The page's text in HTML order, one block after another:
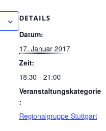
DETAILS
Datum:
17. Januar 2017
Zeit:
18:30 - 21:00
Veranstaltungskategorie
:
Regionalgruppe Stuttgart